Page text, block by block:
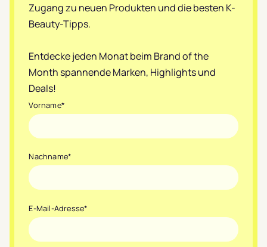
Zugang zu neuen Produkten und die besten K-
Beauty-Tipps.
Entdecke jeden Monat beim Brand of the
Month spannende Marken, Highlights und
Deals!
Vorname*
Nachname*
E-Mail-Adresse*